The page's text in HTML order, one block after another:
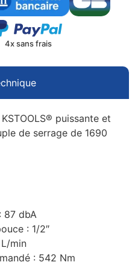
4x sans frais
puissante et
de serrage de 1690
87 dbA
: 1/2″
min
: 542 Nm